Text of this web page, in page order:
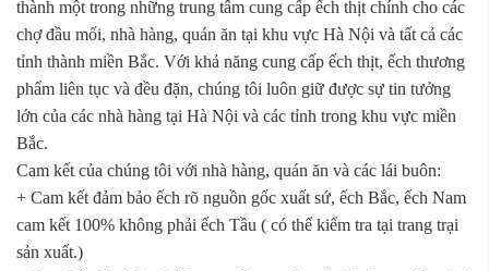
thành một trong những trung tâm cung cấp ếch thịt chính cho các
chợ đầu mối, nhà hàng, quán ăn tại khu vực Hà Nội và tất cả các
tỉnh thành miền Bắc. Với khả năng cung cấp ếch thịt, ếch thương
phẩm liên tục và đều đặn, chúng tôi luôn giữ được sự tin tưởng
lớn của các nhà hàng tại Hà Nội và các tỉnh trong khu vực miền
Bắc.
Cam kết của chúng tôi với nhà hàng, quán ăn và các lái buôn:
+ Cam kết đảm bảo ếch rõ nguồn gốc xuất sứ, ếch Bắc, ếch Nam
cam kết 100% không phải ếch Tầu ( có thể kiểm tra tại trang trại
sản xuất.)